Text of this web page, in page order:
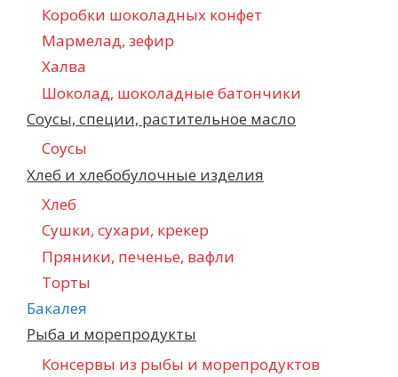
Коробки шоколадных конфет
Мармелад, зефир
Халва
Шоколад, шоколадные батончики
Соусы, специи, растительное масло
Соусы
Хлеб и хлебобулочные изделия
Хлеб
Сушки, сухари, крекер
Пряники, печенье, вафли
Торты
Бакалея
Рыба и морепродукты
Консервы из рыбы и морепродуктов